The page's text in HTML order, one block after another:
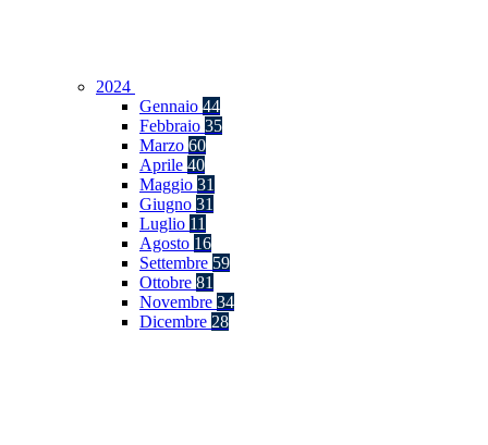
2024
Gennaio 44
Febbraio 35
Marzo 60
Aprile 40
Maggio 31
Giugno 31
Luglio 11
Agosto 16
Settembre 59
Ottobre 81
Novembre 34
Dicembre 28